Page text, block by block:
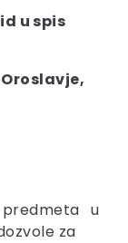
u spis
Oroslavje,
u
za